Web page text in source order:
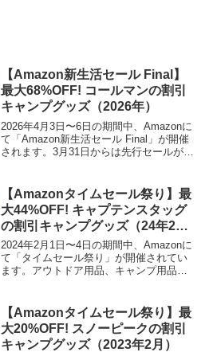
【Amazon新生活セール Final】
最大68%OFF! コールマンの割引
キャンプグッズ（2026年）
2026年4月3日〜6日の期間中、Amazonに
て「Amazon新生活セール Final」が開催
されます。3月31日からは先行セールが開
Coleman（コールマン）のキャンプグッ
ズもお得に購入できます。詳細をレビュ
ーします。
【Amazonタイムセール祭り】最
大44%OFF! キャプテンスタッグ
の割引キャンプグッズ（24年2
月）
2024年2月1日〜4日の期間中、Amazonに
て「タイムセール祭り」が開催されてい
ます。アウトドア用品、キャンプ用品も
グッズもお得に購入できます。詳細をレ
ビ...
【Amazonタイムセール祭り】最
大20%OFF! スノーピークの割引
キャンプグッズ（2023年2月）